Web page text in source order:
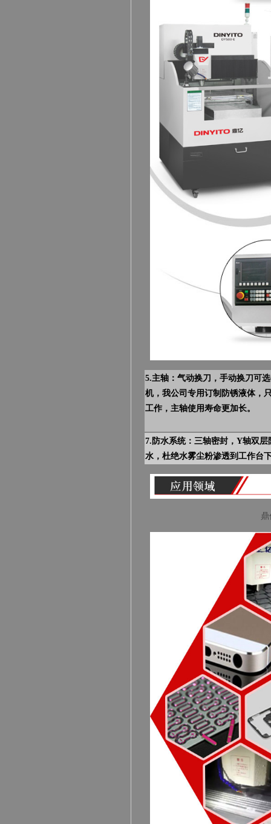
5.主轴：气动换刀，手动换刀可
机，我公司专用订制防锈液体，
工作，主轴使用寿命更加长。
7. 防水系统：三轴密封，Y轴双
水，杜绝水雾尘粉渗透到工作台